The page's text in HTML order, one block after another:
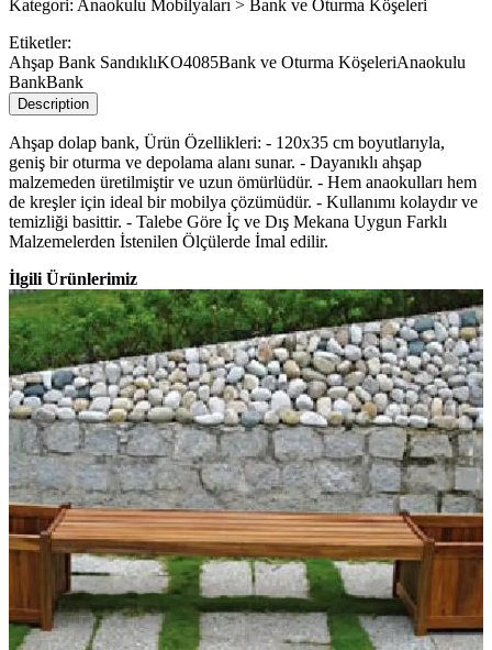
Kategori: Anaokulu Mobilyaları > Bank ve Oturma Köşeleri
Etiketler:
Ahşap Bank SandıklıKO4085Bank ve Oturma KöşeleriAnaokulu
BankBank
Description
Ahşap dolap bank, Ürün Özellikleri: - 120x35 cm boyutlarıyla,
geniş bir oturma ve depolama alanı sunar. - Dayanıklı ahşap
malzemeden üretilmiştir ve uzun ömürlüdür. - Hem anaokulları hem
de kreşler için ideal bir mobilya çözümüdür. - Kullanımı kolaydır ve
temizliği basittir. - Talebe Göre İç ve Dış Mekana Uygun Farklı
Malzemelerden İstenilen Ölçülerde İmal edilir.
İlgili Ürünlerimiz